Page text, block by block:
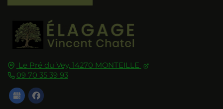
Le Pré du Vey, 14270 MONTEILLE
09 70 35 39 93